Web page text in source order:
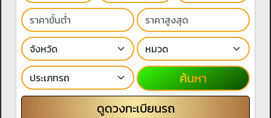
ค้นหา
ดูดวงทะเบียนรถ